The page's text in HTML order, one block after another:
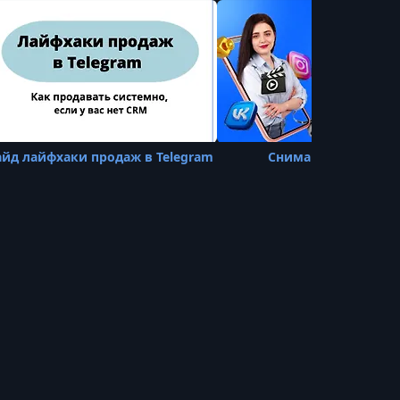
УРОК 18. 00:42:32
2.1 10 форматов контента и цели их
использования
УРОК 19. 00:15:33
2.2 Функционал для постинга и
УРОК 20.
лайфхаки продаж в Telegram Снимай и продавай